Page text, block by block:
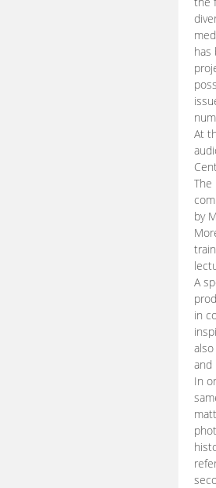
has
At
The
by
A
in
and
In